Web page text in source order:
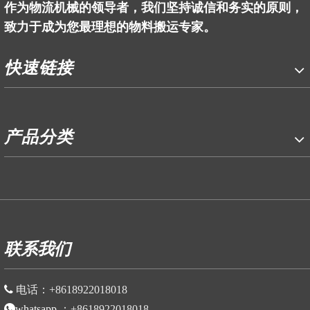
作为物流机械的领导者，我们坚持诚信和务实的原则，
致力于成为您最理想的物料搬运专家。
快速链接
产品分类
联系我们
 电话： +8618922018018